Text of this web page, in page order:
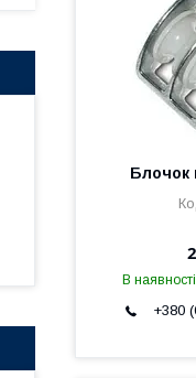
Блочок
В наявності
+380